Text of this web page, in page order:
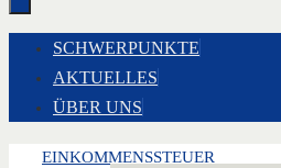
ZUM
INHALT
SPRINGEN
SCHWERPUNKTE
AKTUELLES
ÜBER UNS
START
EINKOMMENSSTEUER